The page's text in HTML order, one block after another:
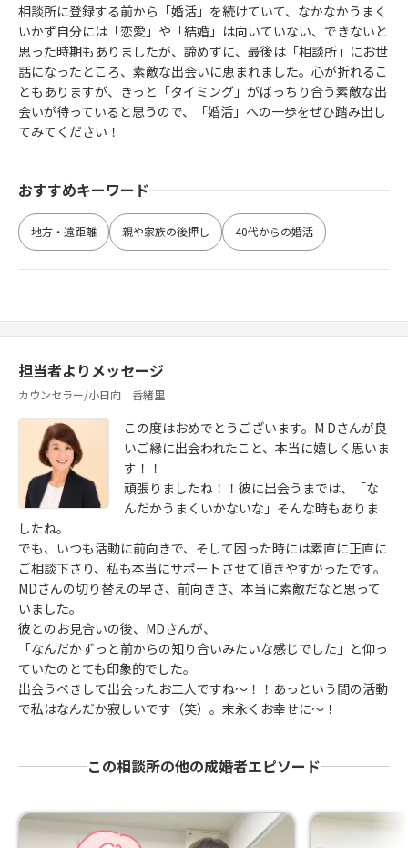
相談所に登録する前から「婚活」を続けていて、なかなかうまく
いかず自分には「恋愛」や「結婚」は向いていない、できないと
思った時期もありましたが、諦めずに、最後は「相談所」にお世
話になったところ、素敵な出会いに恵まれました。心が折れるこ
ともありますが、きっと「タイミング」がばっちり合う素敵な出
会いが待っていると思うので、「婚活」への一歩をぜひ踏み出し
てみてください！
おすすめキーワード
地方・遠距離 親や家族の後押し 40代からの婚活
担当者よりメッセージ
カウンセラー/小日向 香緒里
この度はおめでとうございます。M Dさんが良
いご縁に出会われたこと、本当に嬉しく思いま
す！！
頑張りましたね！！彼に出会うまでは、「な
んだかうまくいかないな」そんな時もありま
したね。
でも、いつも活動に前向きで、そして困った時には素直に正直に
ご相談下さり、私も本当にサポートさせて頂きやすかったです。
MDさんの切り替えの早さ、前向きさ、本当に素敵だなと思って
いました。
彼とのお見合いの後、MDさんが、
「なんだかずっと前からの知り合いみたいな感じでした」と仰っ
ていたのとても印象的でした。
出会うべきして出会ったお二人ですね～！！あっという間の活動
で私はなんだか寂しいです（笑）。末永くお幸せに～！
この相談所の他の成婚者エピソード